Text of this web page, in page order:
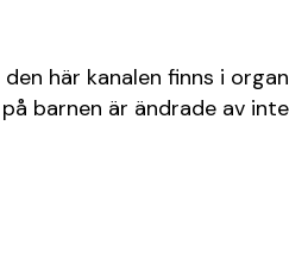
här kanalen finns i
barnen är ändrade av